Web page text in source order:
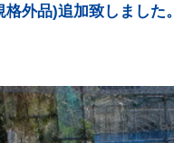
外品)追加致しました。